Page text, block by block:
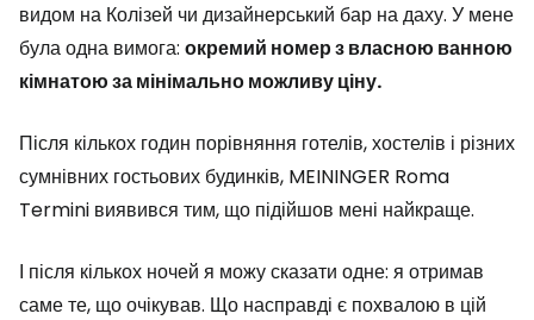
видом на Колізей чи дизайнерський бар на даху. У мене
була одна вимога: окремий номер з власною ванною
кімнатою за мінімально можливу ціну.
Після кількох годин порівняння готелів, хостелів і різних
сумнівних гостьових будинків, MEININGER Roma
Termini виявився тим, що підійшов мені найкраще.
І після кількох ночей я можу сказати одне: я отримав
саме те, що очікував. Що насправді є похвалою в цій